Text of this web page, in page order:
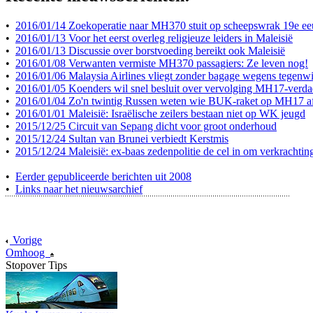
• 2016/01/14 Zoekoperatie naar MH370 stuit op scheepswrak 19e
• 2016/01/13 Voor het eerst overleg religieuze leiders in Maleisië
• 2016/01/13 Discussie over borstvoeding bereikt ook Maleisië
• 2016/01/08 Verwanten vermiste MH370 passagiers: Ze leven nog!
• 2016/01/06 Malaysia Airlines vliegt zonder bagage wegens
• 2016/01/05 Koenders wil snel besluit over vervolging MH17-
• 2016/01/04 Zo'n twintig Russen weten wie BUK-raket op MH17
• 2016/01/01 Maleisië: Israëlische zeilers bestaan niet op WK jeugd
• 2015/12/25 Circuit van Sepang dicht voor groot onderhoud
• 2015/12/24 Sultan van Brunei verbiedt Kerstmis
• 2015/12/24 Maleisië: ex-baas zedenpolitie de cel in om
• Eerder gepubliceerde berichten uit 2008
• Links naar het nieuwsarchief
Vorige
Omhoog
Stopover Tips